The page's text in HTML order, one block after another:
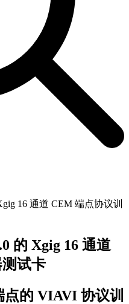
16 通道 CEM 端点协议训
的 Xgig 16 通道
试卡
点的 VIAVI 协议训